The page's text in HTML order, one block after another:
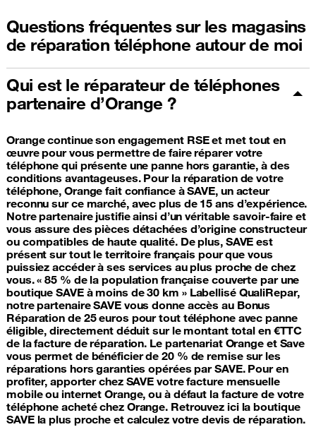
Questions fréquentes sur les magasins
de réparation téléphone autour de moi
Qui est le réparateur de téléphones
partenaire d’Orange ?
Orange continue son engagement RSE et met tout en
œuvre pour vous permettre de faire réparer votre
téléphone qui présente une panne hors garantie, à des
conditions avantageuses. Pour la réparation de votre
téléphone, Orange fait confiance à SAVE, un acteur
reconnu sur ce marché, avec plus de 15 ans d’expérience.
Notre partenaire justifie ainsi d’un véritable savoir-faire et
vous assure des pièces détachées d’origine constructeur
ou compatibles de haute qualité. De plus, SAVE est
présent sur tout le territoire français pour que vous
puissiez accéder à ses services au plus proche de chez
vous. « 85 % de la population française couverte par une
boutique SAVE à moins de 30 km » Labellisé QualiRepar,
notre partenaire SAVE vous donne accès au Bonus
Réparation de 25 euros pour tout téléphone avec panne
éligible, directement déduit sur le montant total en €TTC
de la facture de réparation. Le partenariat Orange et Save
vous permet de bénéficier de 20 % de remise sur les
réparations hors garanties opérées par SAVE. Pour en
profiter, apporter chez SAVE votre facture mensuelle
mobile ou internet Orange, ou à défaut la facture de votre
téléphone acheté chez Orange. Retrouvez ici la boutique
SAVE la plus proche et calculez votre devis de réparation.